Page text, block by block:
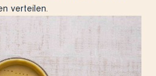
verteilen.